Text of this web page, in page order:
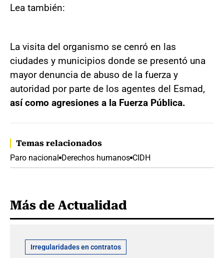
Lea también:
La visita del organismo se cenró en las
ciudades y municipios donde se presentó una
mayor denuncia de abuso de la fuerza y
autoridad por parte de los agentes del Esmad,
así como agresiones a la Fuerza Pública.
Temas relacionados
Paro nacional Derechos humanos CIDH
Más de Actualidad
Irregularidades en contratos